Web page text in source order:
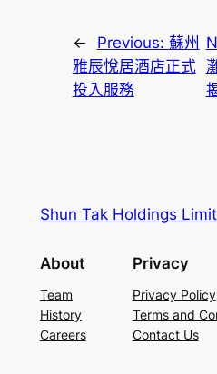
← Previous: 蘇州
雅辰悅居酒店正式
投入服務
Shun Tak Holdings
About
Team
History
Careers
Privacy
Privacy Policy
Terms and
Contact Us